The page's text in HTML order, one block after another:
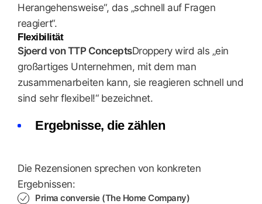
Herangehensweise“, das „schnell auf Fragen
reagiert“.
Flexibilität
Sjoerd von TTP ConceptsDroppery wird als „ein
großartiges Unternehmen, mit dem man
zusammenarbeiten kann, sie reagieren schnell und
sind sehr flexibel!“ bezeichnet.
Ergebnisse, die zählen
Die Rezensionen sprechen von konkreten
Ergebnissen:
Prima conversie (The Home Company)